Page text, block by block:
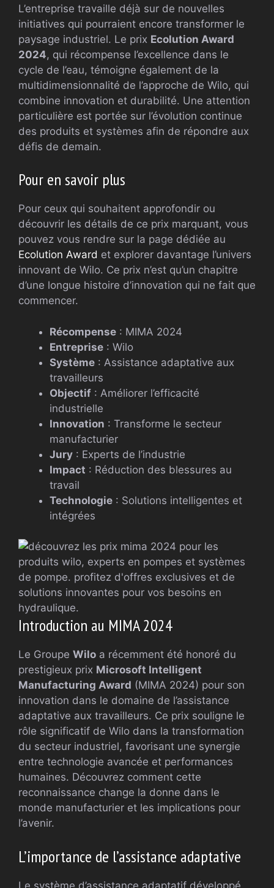
L’entreprise travaille déjà sur de nouvelles
initiatives qui pourraient encore transformer le
paysage industriel. Le prix Ecolution Award
2024, qui récompense l’excellence dans le
cycle de l’eau, témoigne également de la
multidimensionnalité de l’approche de Wilo, qui
combine innovation et durabilité. Une attention
particulière est portée sur l’évolution continue
des produits et systèmes afin de répondre aux
défis de demain.
Pour en savoir plus
Pour ceux qui souhaitent approfondir ou
découvrir les détails de ce prix marquant, vous
pouvez vous rendre sur la page dédiée au
Ecolution Award et explorer davantage l’univers
innovant de Wilo. Ce prix n’est qu’un chapitre
d’une longue histoire d’innovation qui ne fait que
commencer.
Récompense : MIMA 2024
Entreprise : Wilo
Système : Assistance adaptative aux
travailleurs
Objectif : Améliorer l’efficacité
industrielle
Innovation : Transforme le secteur
manufacturier
Jury : Experts de l’industrie
Impact : Réduction des blessures au
travail
Technologie : Solutions intelligentes et
intégrées
Introduction au MIMA 2024
Le Groupe Wilo a récemment été honoré du
prestigieux prix Microsoft Intelligent
Manufacturing Award (MIMA 2024) pour son
innovation dans le domaine de l’assistance
adaptative aux travailleurs. Ce prix souligne le
rôle significatif de Wilo dans la transformation
du secteur industriel, favorisant une synergie
entre technologie avancée et performances
humaines. Découvrez comment cette
reconnaissance change la donne dans le
monde manufacturier et les implications pour
l’avenir.
L’importance de l’assistance adaptative
Le système d’assistance adaptatif développé